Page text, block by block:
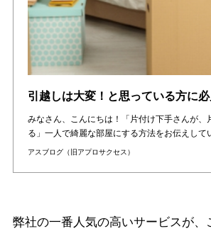
みなさん、こんにちは！「片付け下手さんが、
る」一人で綺麗な部屋にする方法をお伝えし
アスブログ（旧アプロサクセス）
弊社の一番人気の高いサービスが、